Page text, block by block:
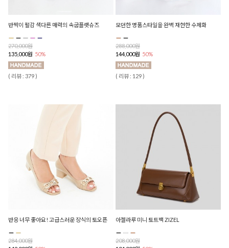
반짝이 펄감 색다른 매력의 속굽플랫슈즈
270,000원
135,000원 50%
( 리뷰 : 379 )
모던한 명품스타일을 완벽 재현한 수제화
288,000원
144,000원 50%
( 리뷰 : 129 )
반응 너무 좋아요! 고급스러운 장식의 토오픈
284,000원
아젤라루 미니 토트백 ZIZEL
208,000원